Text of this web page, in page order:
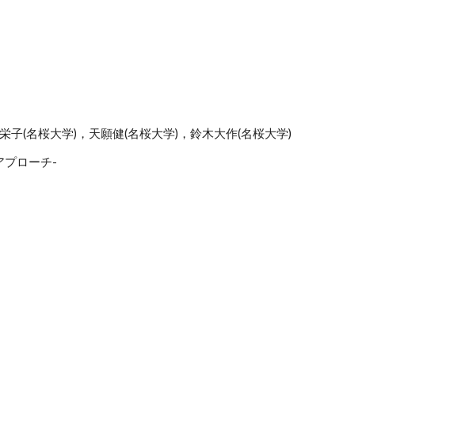
子(名桜大学)，天願健(名桜大学)，鈴木大作(名桜大学)
プローチ-